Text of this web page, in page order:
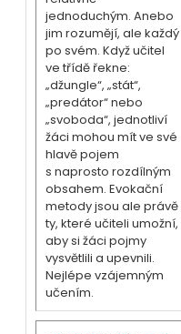
jednoduchým. Anebo
jim rozumějí, ale každý
po svém. Když učitel
ve třídě řekne:
„džungle“, „stát“,
„predátor“ nebo
„svoboda“, jednotliví
žáci mohou mít ve své
hlavě pojem
s naprosto rozdílným
obsahem. Evokační
metody jsou ale právě
ty, které učiteli umožní,
aby si žáci pojmy
vysvětlili a upevnili.
Nejlépe vzájemným
učením.